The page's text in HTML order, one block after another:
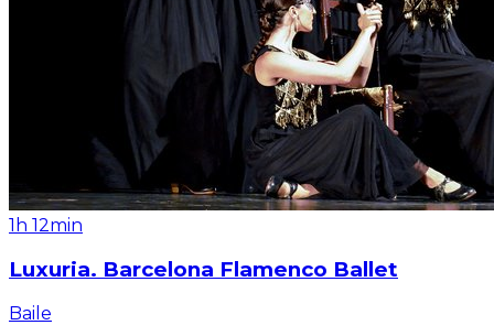
1h 12min
Luxuria. Barcelona Flamenco Ballet
Baile